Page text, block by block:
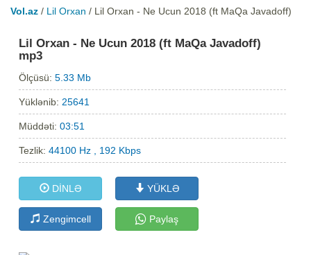
Vol.az / Lil Orxan / Lil Orxan - Ne Ucun 2018 (ft MaQa Javadoff)
Lil Orxan - Ne Ucun 2018 (ft MaQa Javadoff)
mp3
Ölçüsü:5.33 Mb
Yüklənib: 25641
Müddəti:03:51
Tezlik:44100 Hz , 192 Kbps
DİNLƏ YÜKLƏ
Zengimcell Paylaş